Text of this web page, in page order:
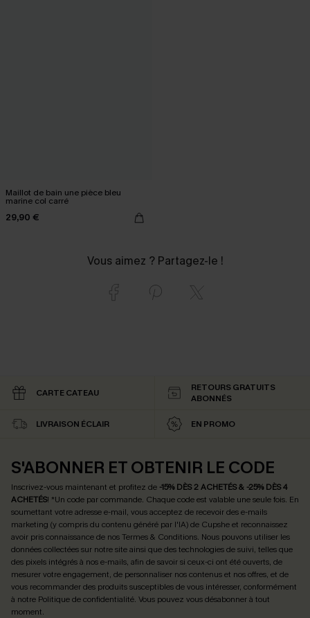
Maillot de bain une pièce bleu
marine col carré
29,90 €
Vous aimez ? Partagez-le !
CARTE CATEAU
RETOURS GRATUITS
ABONNÉS
LIVRAISON ÉCLAIR EN PROMO
S'ABONNER ET OBTENIR LE CODE
Inscrivez-vous maintenant et profitez de -15% DÈS 2 ACHETÉS & -25% DÈS 4
ACHETÉS! *Un code par commande. Chaque code est valable une seule fois. En
soumettant votre adresse e-mail, vous acceptez de recevoir des e-mails
marketing (y compris du contenu généré par l'IA) de Cupshe et reconnaissez
avoir pris connaissance de nosTermes & Conditions. Nous pouvons utiliser les
données collectées sur notre site ainsi que des technologies de suivi, telles que
des pixels intégrés à nos e-mails, afin de savoir si ceux-ci ont été ouverts, de
mesurer votre engagement, de personnaliser nos contenus et nos offres, et de
vous recommander des produits susceptibles de vous intéresser, conformément
à notre Politique de confidentialité. Vous pouvez vous désabonner à tout
moment.